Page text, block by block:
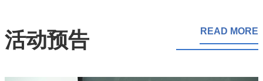
对以上12名学生进行公示。公示日期：
2025年9月9日-2025年9月12日公示期
活动预告 READ MORE